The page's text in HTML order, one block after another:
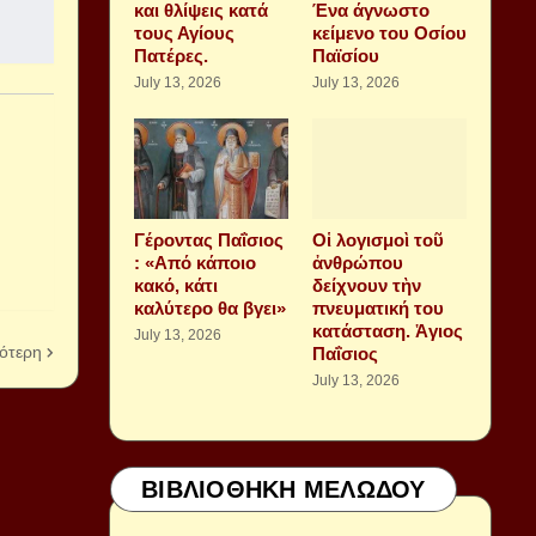
και θλίψεις κατά
τους Αγίους
Πατέρες.
July 13, 2026
Ένα άγνωστο
κείμενο του Οσίου
Παϊσίου
July 13, 2026
Γέροντας Παΐσιος
: «Από κάποιο
κακό, κάτι
καλύτερο θα βγει»
July 13, 2026
Οἱ λογισμοὶ τοῦ
ἀνθρώπου
δείχνουν τὴν
πνευματική του
κατάσταση. Ἁγιος
Παΐσιος
July 13, 2026
ΒΙΒΛΙΟΘΗΚΗ ΜΕΛΩΔΟΥ